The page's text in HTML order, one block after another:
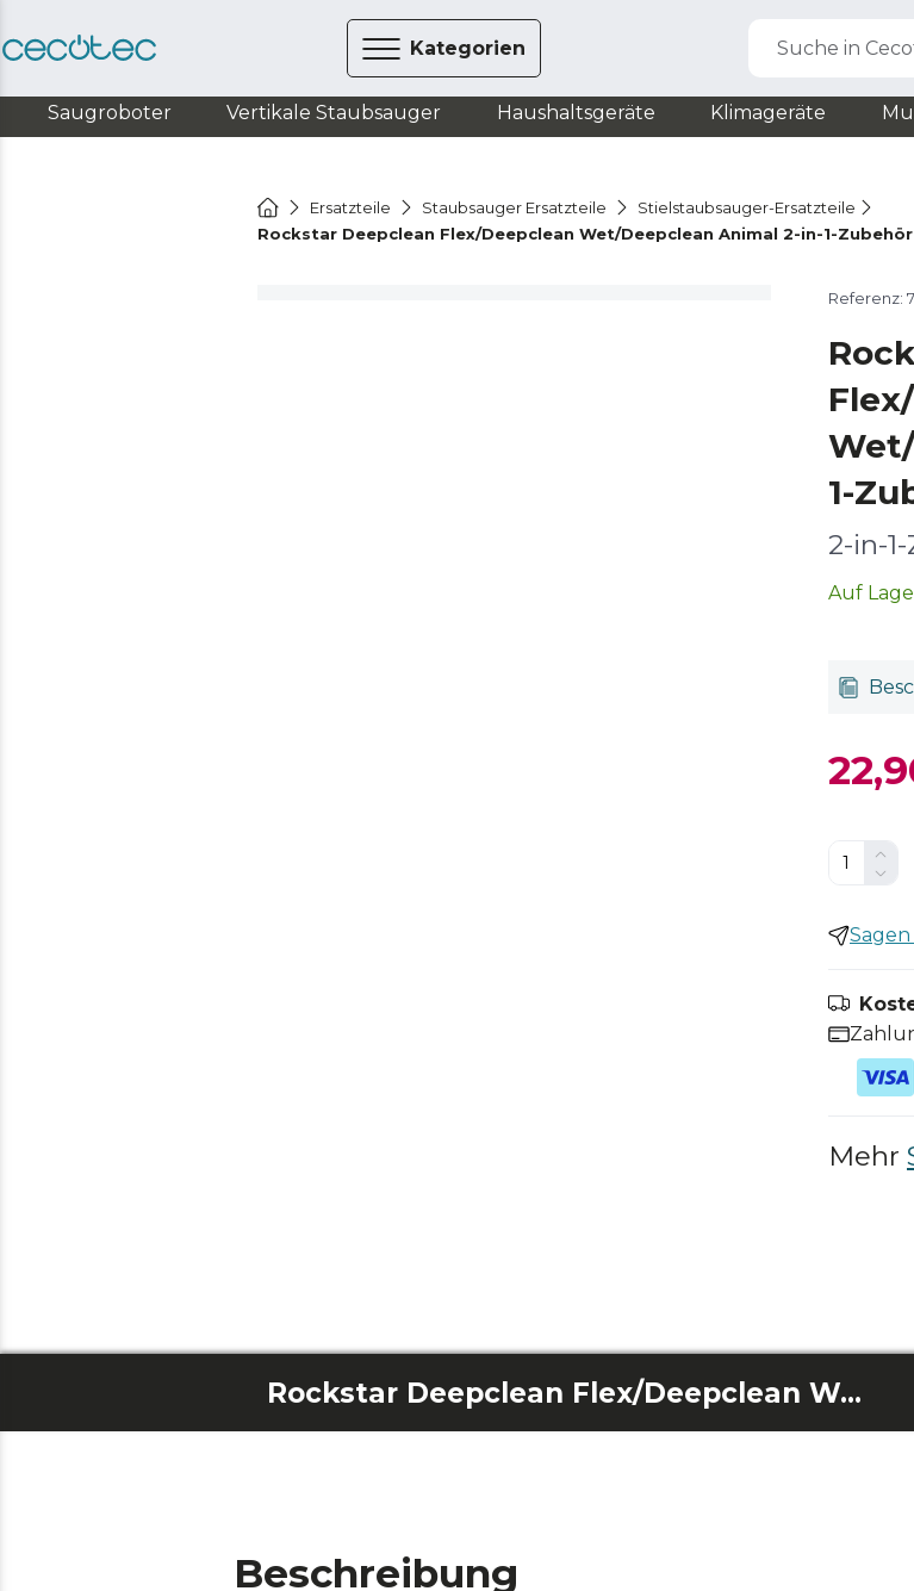
Kategorien Suche in
Saugroboter Vertikale Staubsauger Haushaltsgeräte Klimageräte
Ersatzteile Staubsauger Ersatzteile
Stielstaubsauger-Ersatzteile
Rockstar Deepclean Flex/Deepclean Wet/Deepclean Animal 2-in-1-Zubehör
Referenz:
1-
2-in-
Auf
Mehr
Rockstar Deepclean Flex/Deepclean Wet/Deepclean Animal 2-in-1-Zubehör
Beschreibung